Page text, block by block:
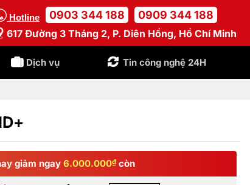
Hotline 0903 344 188 0909 344 188
617 Đường 3 Tháng 2, P. Diên Hồng, Hồ Chí Minh
Dịch vụ Tin công nghệ 24H
giảm ngay 6.000.000₫ còn